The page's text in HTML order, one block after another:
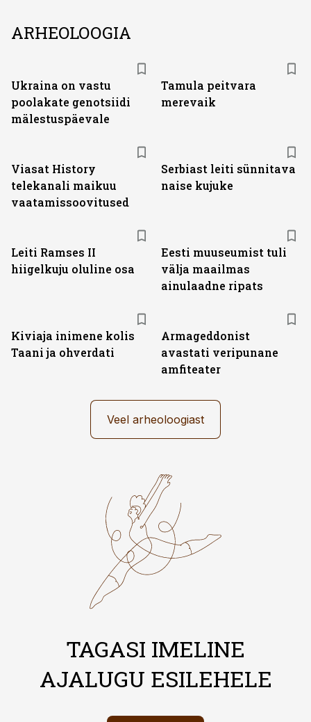
ARHEOLOOGIA
Ukraina on vastu
poolakate genotsiidi
mälestuspäevale
Tamula peitvara
merevaik
Viasat History
telekanali maikuu
vaatamissoovitused
Serbiast leiti sünnitava
naise kujuke
Leiti Ramses II
hiigelkuju oluline osa
Eesti muuseumist tuli
välja maailmas
ainulaadne ripats
Kiviaja inimene kolis
Taani ja ohverdati
Armageddonist
avastati veripunane
amfiteater
Veel arheoloogiast
TAGASI IMELINE
AJALUGU ESILEHELE